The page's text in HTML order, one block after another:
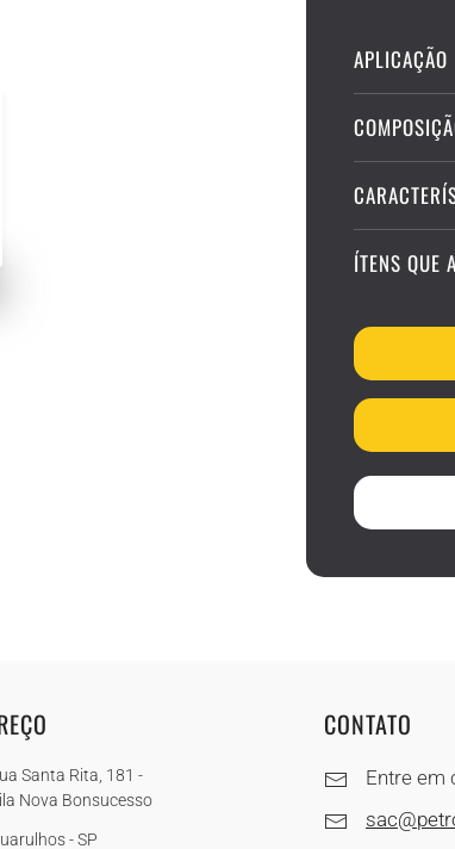
APLICAÇÃO
ÍTENS QUE
Santa Rita, 181 -
Nova Bonsucesso
- SP
CONTATO
Entre em